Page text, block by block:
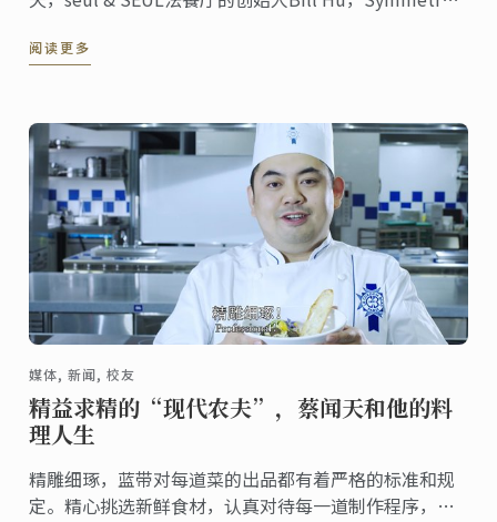
Hotels & Resorts的培训经理Zach ...
阅读更多
媒体, 新闻, 校友
精益求精的“现代农夫”，蔡闻天和他的料
理人生
精雕细琢，蓝带对每道菜的出品都有着严格的标准和规
定。精心挑选新鲜食材，认真对待每一道制作程序，严